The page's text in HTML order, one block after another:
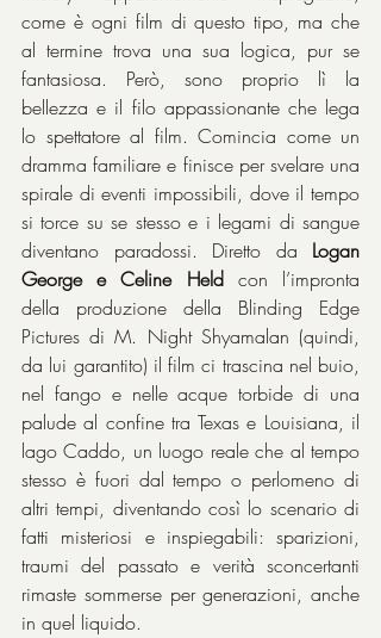
come è ogni film di questo tipo, ma che
al termine trova una sua logica, pur se
fantasiosa. Però, sono proprio lì la
bellezza e il filo appassionante che lega
lo spettatore al film. Comincia come un
dramma familiare e finisce per svelare una
spirale di eventi impossibili, dove il tempo
si torce su se stesso e i legami di sangue
diventano paradossi. Diretto da Logan
George e Celine Held con l’impronta
della produzione della Blinding Edge
Pictures di M. Night Shyamalan (quindi,
da lui garantito) il film ci trascina nel buio,
nel fango e nelle acque torbide di una
palude al confine tra Texas e Louisiana, il
lago Caddo, un luogo reale che al tempo
stesso è fuori dal tempo o perlomeno di
altri tempi, diventando così lo scenario di
fatti misteriosi e inspiegabili: sparizioni,
traumi del passato e verità sconcertanti
rimaste sommerse per generazioni, anche
in quel liquido.